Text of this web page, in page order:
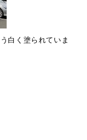
白く塗られていま